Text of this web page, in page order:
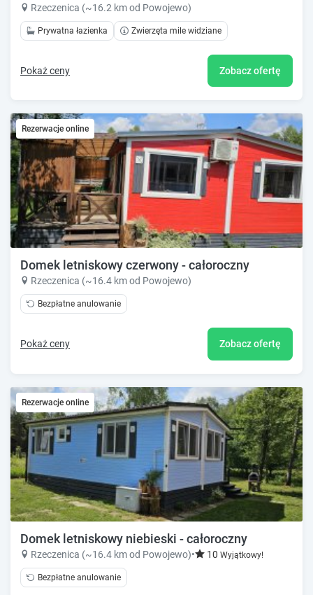
Rzeczenica (~16.2 km od Powojewo)
Prywatna łazienka Zwierzęta mile widziane
Pokaż ceny Zobacz ofertę
Rezerwacje online
Domek letniskowy czerwony - całoroczny
Rzeczenica (~16.4 km od Powojewo)
Bezpłatne anulowanie
Pokaż ceny Zobacz ofertę
Rezerwacje online
Domek letniskowy niebieski - całoroczny
Rzeczenica (~16.4 km od Powojewo)• 10 Wyjątkowy!
Bezpłatne anulowanie